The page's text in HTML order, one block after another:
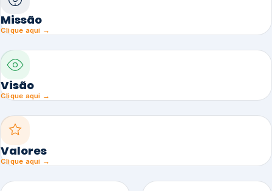
Missão
Clique aqui →
Visão
Clique aqui →
Valores
Clique aqui →